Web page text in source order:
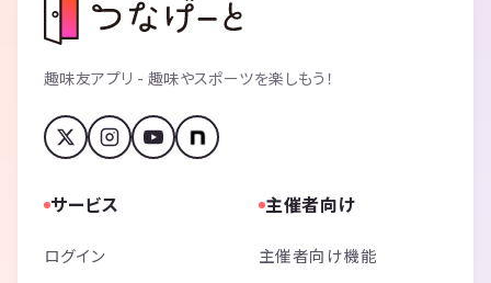
趣味友アプリ - 趣味やスポーツを楽しもう！
サービス
ログイン
主催者向け
主催者向け機能